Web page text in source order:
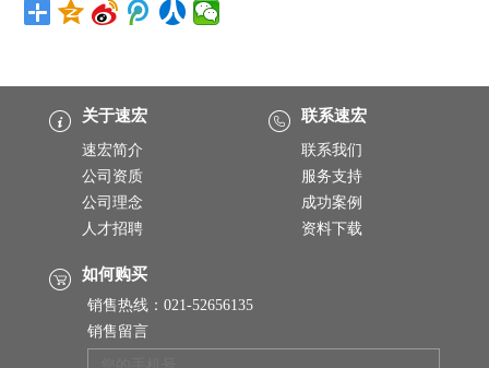
关于速宏
速宏简介
公司资质
公司理念
人才招聘
联系速宏
联系我们
服务支持
成功案例
资料下载
如何购买
销售热线：021-52656135
销售留言